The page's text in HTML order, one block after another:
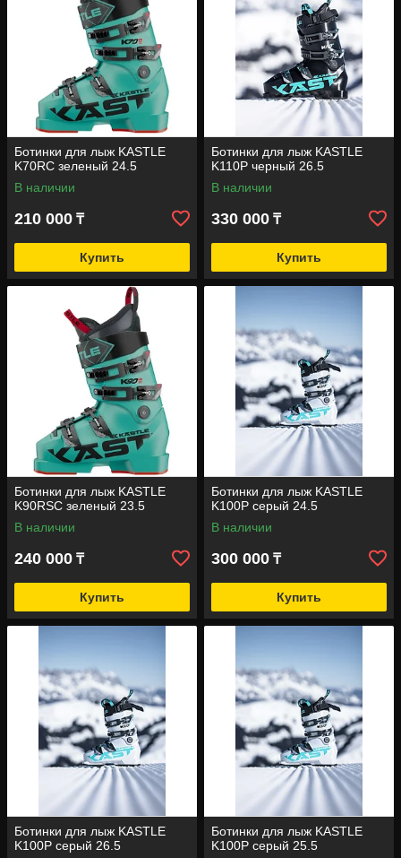
Ботинки для лыж KASTLE
K70RC зеленый 24.5
В наличии
210 000 ₸
Купить
Ботинки для лыж KASTLE
K110P черный 26.5
В наличии
330 000 ₸
Купить
Ботинки для лыж KASTLE
K90RSC зеленый 23.5
В наличии
240 000 ₸
Купить
Ботинки для лыж KASTLE
K100P серый 24.5
В наличии
300 000 ₸
Купить
Ботинки для лыж KASTLE
K100P серый 26.5
Ботинки для лыж KASTLE
K100P серый 25.5